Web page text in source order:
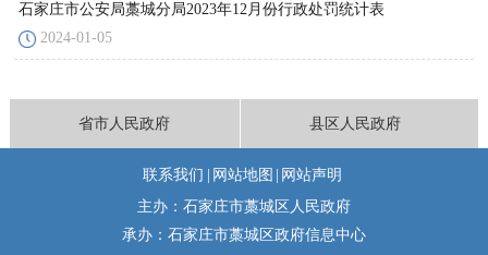
石家庄市公安局藁城分局2023年12月份行政处罚统计表
2024-01-05
省市人民政府 县区人民政府
联系我们 网站地图
网站声明
主办：石家庄市藁城区人民政府
承办：石家庄市藁城区政府信息中心